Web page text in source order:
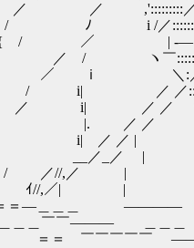
／ ,':::::::::／/‐/
i /／::::::|:::ヽ／
| -― 二.／
/ ／ / ヽ￣:::::／
:／ ／/＼ヽヽ
::::::::＼:::＼ ヽ
∨二二ゞ=ヽ::ヽ
i;;;;;∨::::::::::::iヽ
／ |
,／ |
／| | |＿＿
＝＝―＿＿＿ ――――
＿＿￣￣――― ＿＿
￣￣￣￣￣ ―― ＿